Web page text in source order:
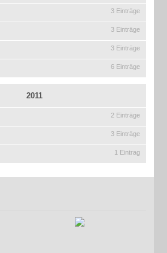
3 Einträge
3 Einträge
3 Einträge
6 Einträge
2011
2 Einträge
3 Einträge
1 Eintrag